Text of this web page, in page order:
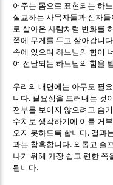
어주는 몸으로 표현되는 하
설교하는 사목자들과 신자
로 살아온 사람처럼 변화를
쪽에 무게를 두고 살아갑니다
속에 있으며 하느님의 힘이
여 전달되는 하느님의 힘을
우리의 내면에는 아무도 필
니다. 필요성을 드러내는 것
전부를 보이지 않으려고 숨
수치로 생각하기에 이를 거
오지 못하도록 합니다. 결과
과는 참혹합니다. 외롭고 슬
나기 위해 가장 쉽고 편한 쪽
됩니다.